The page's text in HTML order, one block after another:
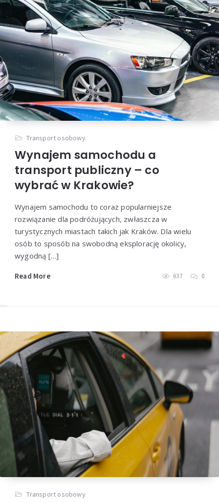
Transport osobowy
Wynajem samochodu a
transport publiczny – co
wybrać w Krakowie?
Wynajem samochodu to coraz popularniejsze
rozwiązanie dla podróżujących, zwłaszcza w
turystycznych miastach takich jak Kraków. Dla wielu
osób to sposób na swobodną eksplorację okolicy,
wygodną […]
Read More 637 0
Transport osobowy